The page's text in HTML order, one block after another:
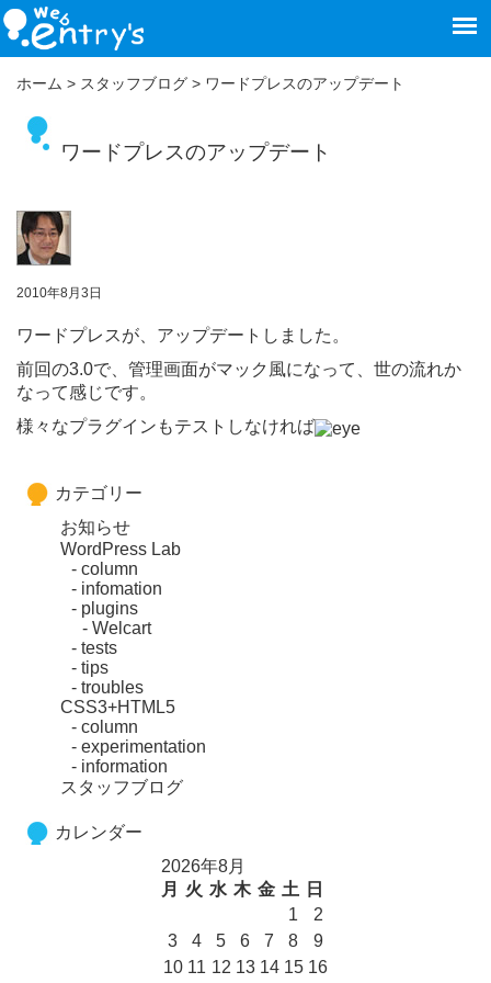
ホーム > スタッフブログ > ワードプレスのアップデート
ワードプレスのアップデート
2010年8月3日
ワードプレスが、アップデートしました。
前回の3.0で、管理画面がマック風になって、世の流れか
なって感じです。
様々なプラグインもテストしなければ
カテゴリー
お知らせ
WordPress Lab
column
infomation
plugins
Welcart
tests
tips
troubles
CSS3+HTML5
column
experimentation
information
スタッフブログ
カレンダー
2026年8月
月
火 水 木 金 土
日
1
2
3
4 5 6 7 8
9
10 11 12 13 14 15 16